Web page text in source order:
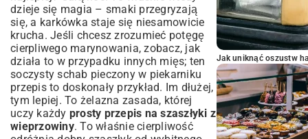
dzieje się magia – smaki przegryzają
się, a karkówka staje się niesamowicie
krucha. Jeśli chcesz zrozumieć potęgę
cierpliwego marynowania, zobacz, jak
działa to w przypadku innych mięs; ten
soczysty schab pieczony w piekarniku
przepisto doskonały przykład. Im dłużej,
tym lepiej. To żelazna zasada, której
uczy każdy prosty przepis na szaszłyki z
wieprzowiny. To właśnie cierpliwość
Jak uniknąć oszustw